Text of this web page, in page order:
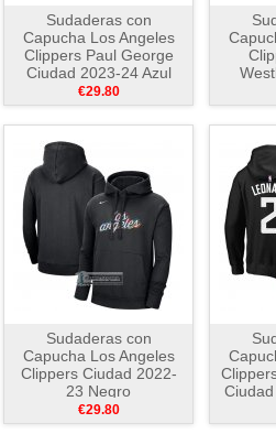
Sudaderas con
Capucha Los Angeles
Clippers Paul George
Ciudad 2023-24 Azul
€29.80
Sudaderas con
Capucha Los Angeles
Clippers Ciudad 2022-
23 Negro
€29.80